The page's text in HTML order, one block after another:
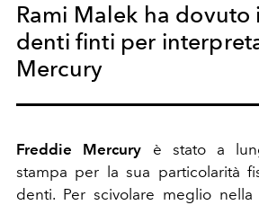
Rami Malek ha dovuto
denti finti per
Mercury
Freddie Mercury è stato a
stampa per la sua particolarità
denti. Per scivolare meglio